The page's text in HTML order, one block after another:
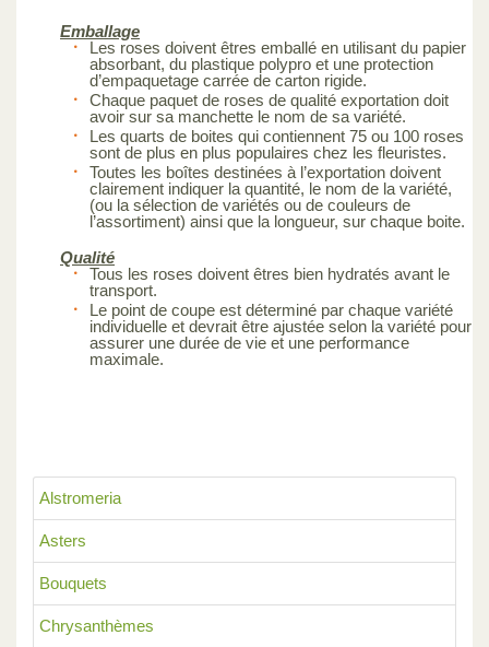
Alstromeria
Asters
Bouquets
Chrysanthèmes
Emballage
Les roses doivent êtres emballé en utilisant du papier
absorbant, du plastique polypro et une protection
d’empaquetage carrée de carton rigide.
Chaque paquet de roses de qualité exportation doit
avoir sur sa manchette le nom de sa variété.
Les quarts de boites qui contiennent 75 ou 100 roses
sont de plus en plus populaires chez les fleuristes.
Toutes les boîtes destinées à l’exportation doivent
clairement indiquer la quantité, le nom de la variété,
(ou la sélection de variétés ou de couleurs de
l’assortiment) ainsi que la longueur, sur chaque boite.
Qualité
Tous les roses doivent êtres bien hydratés avant le
transport.
Le point de coupe est déterminé par chaque variété
individuelle et devrait être ajustée selon la variété pour
assurer une durée de vie et une performance
maximale.